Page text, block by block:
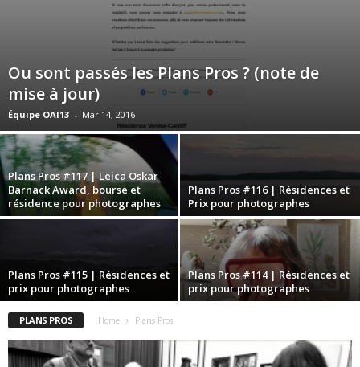
Ou sont passés les Plans Pros ? (note de
mise à jour)
Équipe OAI13 - Mar 14, 2016
Plans Pros #117 | Leica Oskar
Barnack Award, bourse et
résidence pour photographes
Plans Pros #116 | Résidences et
Prix pour photographes
Plans Pros #115 | Résidences et
prix pour photographes
Plans Pros #114 | Résidences et
prix pour photographes
PLANS PROS Home Plans Pros